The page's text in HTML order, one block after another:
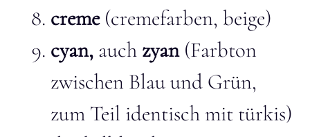
creme(cremefarben, beige)
cyan, auch zyan(Farbton
zwischen Blau und Grün,
zum Teil identisch mit türkis)